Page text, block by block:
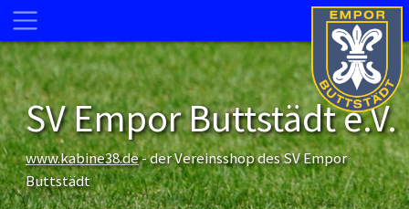
SV Empor Buttstädt e.V.
www.kabine38.de- der Vereinsshop des SV Empor
Buttstädt